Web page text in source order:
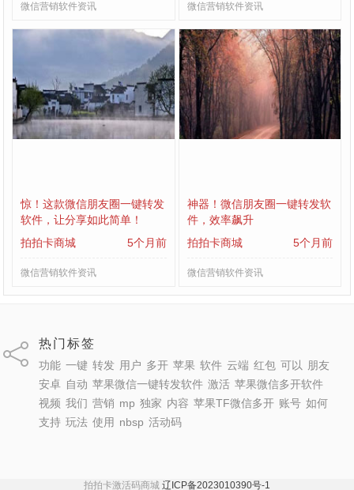
微信营销软件资讯 微信营销软件资讯
惊！这款微信朋友圈一键转发
软件，让分享如此简单！
拍拍卡商城
5个月前
微信营销软件资讯
神器！微信朋友圈一键转发软
件，效率飙升
拍拍卡商城
5个月前
微信营销软件资讯
热门标签
功能 一键 转发 用户 多开 苹果 软件 云端 红包 可以
朋友
安卓 自动 苹果微信一键转发软件 激活 苹果微信多开软件
视频 我们 营销 mp 独家 内容 苹果TF微信多开 账号 如何
支持 玩法 使用 nbsp 活动码
拍拍卡激活码商城 辽ICP备2023010390号-1